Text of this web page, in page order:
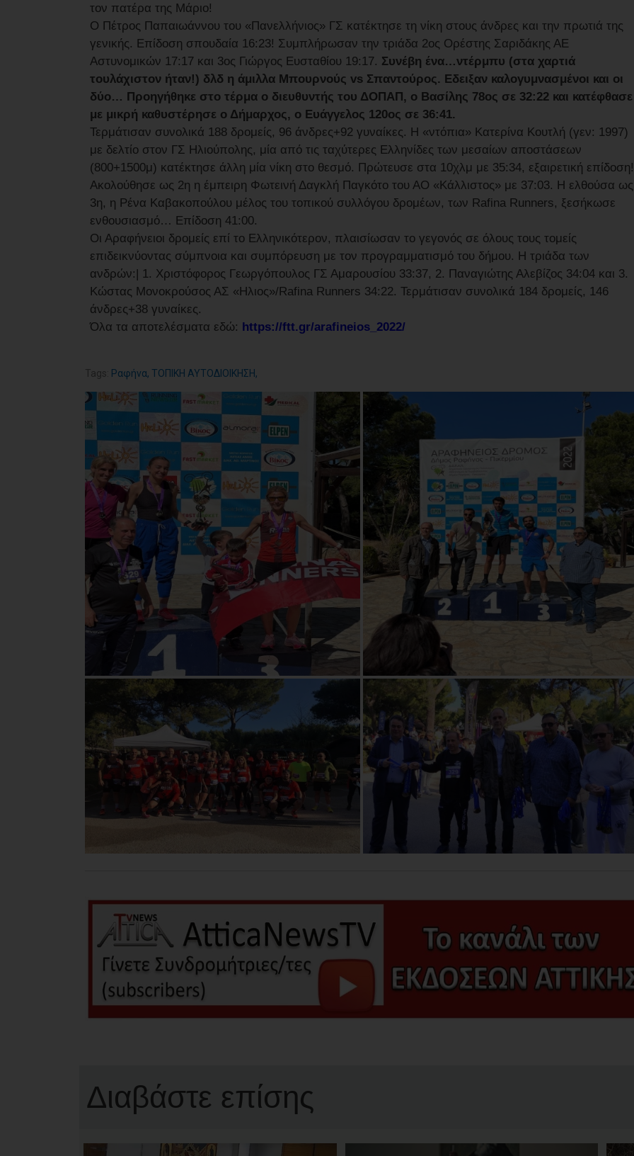
τον πατέρα της Μάριο!
Ο Πέτρος Παπαιωάννου του «Πανελλήνιος» ΓΣ κατέκτησε τη νίκη στους άνδρες και την πρωτιά της
γενικής. Επίδοση σπουδαία 16:23! Συμπλήρωσαν την τριάδα 2ος Ορέστης Σαριδάκης ΑΕ
Αστυνομικών 17:17 και 3ος Γιώργος Ευσταθίου 19:17. Συνέβη ένα…ντέρμπυ (στα χαρτιά
τουλάχιστον ήταν!) δλδ η άμιλλα Μπουρνούς vs Σπαντούρος. Εδειξαν καλογυμνασμένοι και οι
δύο… Προηγήθηκε στο τέρμα ο διευθυντής του ΔΟΠΑΠ, ο Βασίλης 78ος σε 32:22 και κατέφθασε
με μικρή καθυστέρησε ο Δήμαρχος, ο Ευάγγελος 120ος σε 36:41.
Τερμάτισαν συνολικά 188 δρομείς, 96 άνδρες+92 γυναίκες. Η «ντόπια» Κατερίνα Κουτλή (γεν: 1997)
με δελτίο στον ΓΣ Ηλιούπολης, μία από τις ταχύτερες Ελληνίδες των μεσαίων αποστάσεων
(800+1500μ) κατέκτησε άλλη μία νίκη στο θεσμό. Πρώτευσε στα 10χλμ με 35:34, εξαιρετική επίδοση!
Ακολούθησε ως 2η η έμπειρη Φωτεινή Δαγκλή Παγκότο του ΑΟ «Κάλλιστος» με 37:03. Η ελθούσα ως
3η, η Ρένα Καβακοπούλου μέλος του τοπικού συλλόγου δρομέων, των Rafina Runners, ξεσήκωσε
ενθουσιασμό… Επίδοση 41:00.
Οι Αραφήνειοι δρομείς επί το Ελληνικότερον, πλαισίωσαν το γεγονός σε όλους τους τομείς
επιδεικνύοντας σύμπνοια και συμπόρευση με τον προγραμματισμό του δήμου. Η τριάδα των
ανδρών:| 1. Χριστόφορος Γεωργόπουλος ΓΣ Αμαρουσίου 33:37, 2. Παναγιώτης Αλεβίζος 34:04 και 3.
Κώστας Μονοκρούσος ΑΣ «Ηλιος»/Rafina Runners 34:22. Τερμάτισαν συνολικά 184 δρομείς, 146
άνδρες+38 γυναίκες.
Όλα τα αποτελέσματα εδώ: https://ftt.gr/arafineios_2022/
Tags: Ραφήνα, ΤΟΠΙΚΗ ΑΥΤΟΔΙΟΙΚΗΣΗ,
Διαβάστε επίσης